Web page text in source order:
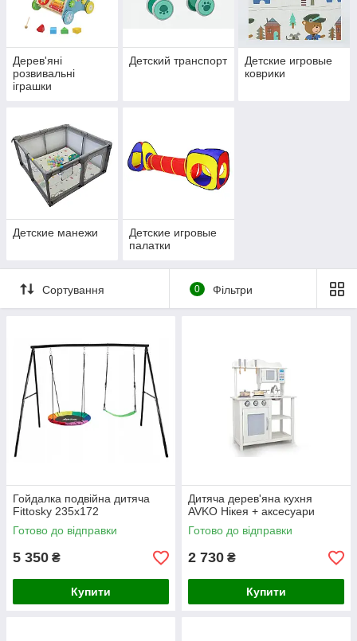
Дерев'яні
розвивальні
іграшки
Детский транспорт
Детские игровые
коврики
Детские манежи
Детские игровые
палатки
Сортування 0 Фільтри
Гойдалка подвійна дитяча
Fittosky 235x172
Готово до відправки
5 350 ₴
Купити
Дитяча дерев'яна кухня
AVKO Нікея + аксесуари
Готово до відправки
2 730 ₴
Купити